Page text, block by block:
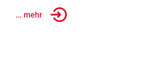
... mehr